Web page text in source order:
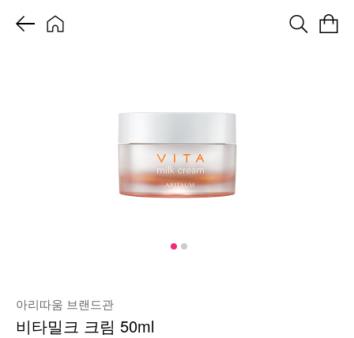
아리따움 브랜드관
비타밀크 크림 50ml